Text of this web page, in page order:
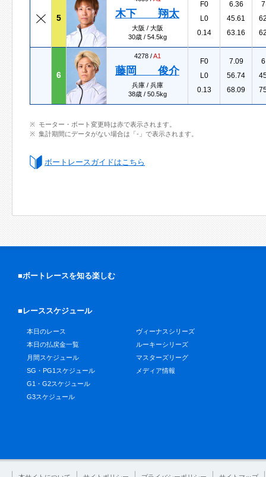
5 木下 翔太
大阪 / 大阪
30歳 / 54.5kg
F0
L0
0.14
6.36
45.61
63.16
6
4278 /A1
藤岡 俊介
兵庫 / 兵庫
38歳 / 50.5kg
F0
L0
0.13
7.09
56.74
68.09
モーター・ボート変更時は赤で表示されます。
集計期間にデータがない場合は「-」で表示されます。
ボートレースガイドはこちら
■ボートレースを知る楽しむ
■レーススケジュール
本日のレース
本日の払戻金一覧
月間スケジュール
SG・PG1スケジュール
G1・G2スケジュール
G3スケジュール
ヴィーナスシリーズ
ルーキーシリーズ
マスターズリーグ
メディア情報